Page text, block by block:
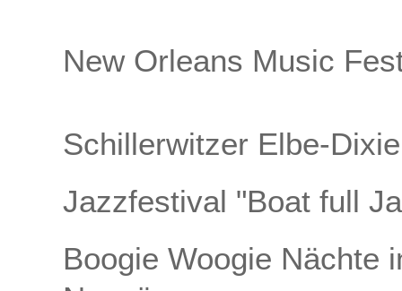
New Orleans Music
Schillerwitzer Elbe-
Jazzfestival "Boat full
Boogie Woogie Nächte